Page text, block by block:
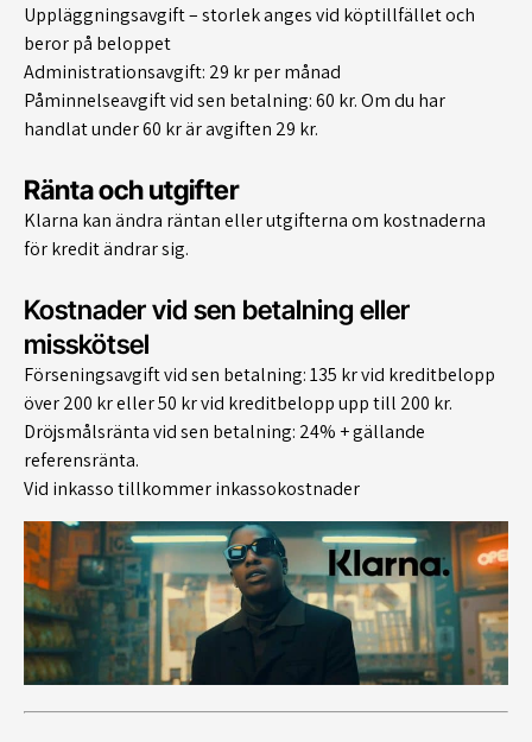
Uppläggningsavgift – storlek anges vid köptillfället och
beror på beloppet
Administrationsavgift: 29 kr per månad
Påminnelseavgift vid sen betalning: 60 kr. Om du har
handlat under 60 kr är avgiften 29 kr.
Ränta och utgifter
Klarna kan ändra räntan eller utgifterna om kostnaderna
för kredit ändrar sig.
Kostnader vid sen betalning eller
misskötsel
Förseningsavgift vid sen betalning: 135 kr vid kreditbelopp
över 200 kr eller 50 kr vid kreditbelopp upp till 200 kr.
Dröjsmålsränta vid sen betalning: 24% + gällande
referensränta.
Vid inkasso tillkommer inkassokostnader